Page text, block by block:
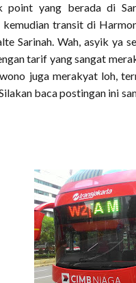
yang berada di
transit di
Sarinah. Wah, asyik ya
tarif yang sangat
juga merakyat loh,
baca postingan ini